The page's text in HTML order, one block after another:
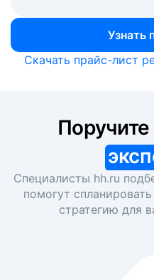
Узнать
Скачать прайс-лист
Специалисты hh.ru
помогут
стратегию для